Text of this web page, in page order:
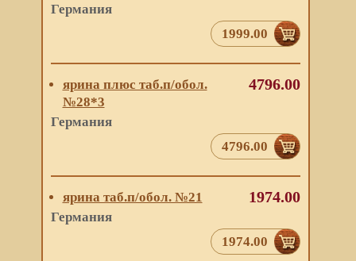
Германия
1999.00
ярина плюс таб.п/обол.
№28*3
Германия
4796.00
4796.00
ярина таб.п/обол. №21
Германия
1974.00
1974.00